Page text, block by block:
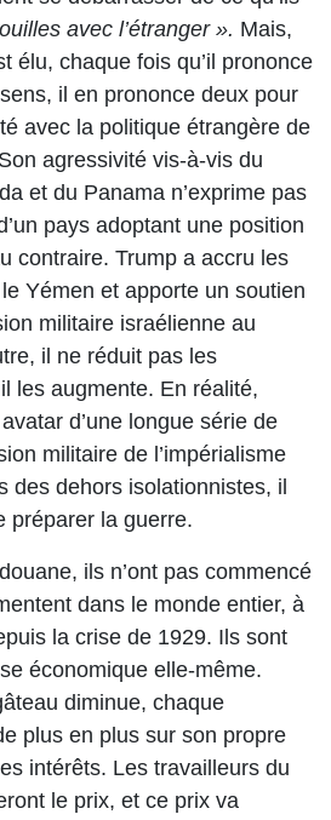
avec l’étranger ». Mais,
élu, chaque fois qu’il prononce
il en prononce deux pour
avec la politique étrangère de
agressivité vis-à-vis du
et du Panama n’exprime pas
pays adoptant une position
contraire. Trump a accru les
Yémen et apporte un soutien
militaire israélienne au
il ne réduit pas les
les augmente. En réalité,
d’une longue série de
militaire de l’impérialisme
des dehors isolationnistes, il
préparer la guerre.
ils n’ont pas commencé
dans le monde entier, à
la crise de 1929. Ils sont
économique elle-même.
diminue, chaque
plus en plus sur son propre
intérêts. Les travailleurs du
le prix, et ce prix va